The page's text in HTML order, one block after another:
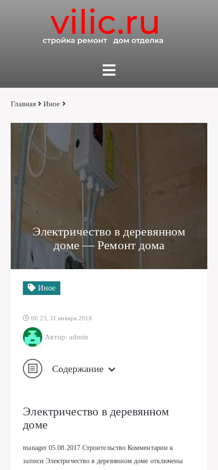
Главная Иное
Электричество в деревянном
доме — Ремонт дома
Иное
06:23, 31 января 2018
Автор: admin
Содержание
Электричество в деревянном
доме
manager05.08.2017 Строительство Комментариик
записи Электричество в деревянном доме отключены